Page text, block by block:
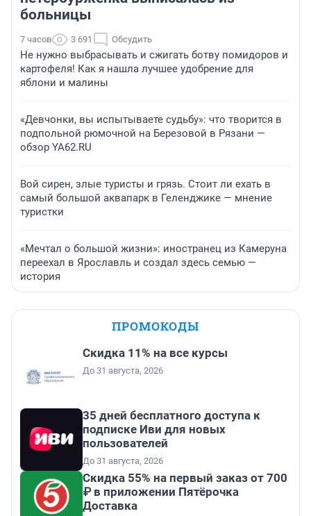
больницы
7 часов 3 691 Обсудить
Не нужно выбрасывать и сжигать ботву помидоров и
картофеля! Как я нашла лучшее удобрение для
яблони и малины
«Девчонки, вы испытываете судьбу»: что творится в
подпольной рюмочной на Березовой в Рязани —
обзор YA62.RU
Вой сирен, злые туристы и грязь. Стоит ли ехать в
самый большой аквапарк в Геленджике — мнение
туристки
«Мечтал о большой жизни»: иностранец из Камеруна
переехал в Ярославль и создал здесь семью —
история
ПРОМОКОДЫ
Скидка 11% на все курсы
До 31 августа, 2026
35 дней бесплатного доступа к
подписке Иви для новых
пользователей
До 31 августа, 2026
Скидка 55% на первый заказ от 700
₽ в приложении Пятёрочка
Доставка